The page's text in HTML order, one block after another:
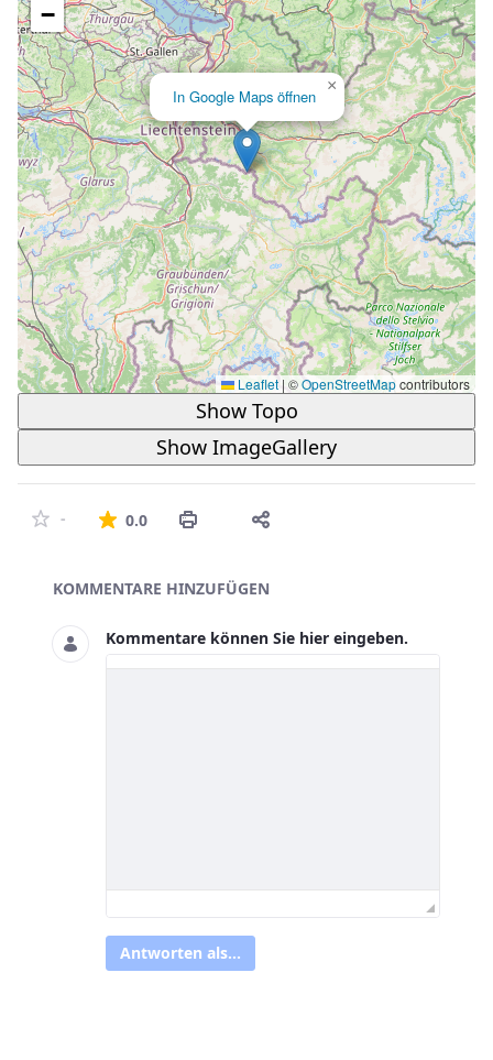
In Google Maps öffnen
×
−
Leaflet | ©OpenStreetMapcontributors
Show Topo
Show ImageGallery
- 0.0Die durchschnittliche Bewertung ist
Asset-Herausgeber
KOMMENTARE HINZUFÜGEN
Kommentare können Sie hier eingeben.
Antworten als...